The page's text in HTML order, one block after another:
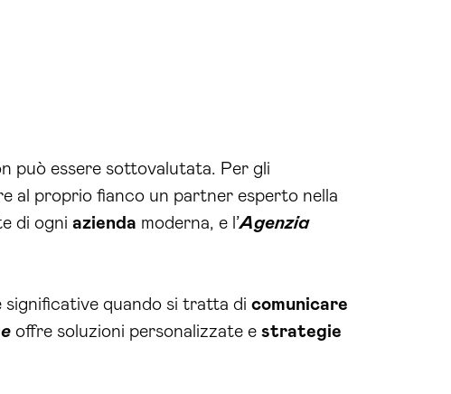
può essere sottovalutata. Per gli
al proprio fianco un partner esperto nella
di ogni azienda moderna, e l’Agenzia
significative quando si tratta di comunicare
offre soluzioni personalizzate e strategie